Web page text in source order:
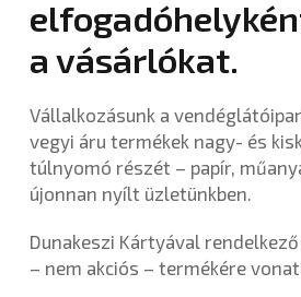
a vásárlókat.
Vállalkozásunk a
vegyi áru termékek nagy- és
túlnyomó részét – papír,
újonnan nyílt üzletünkben.
Dunakeszi Kártyával
– nem akciós – termékére